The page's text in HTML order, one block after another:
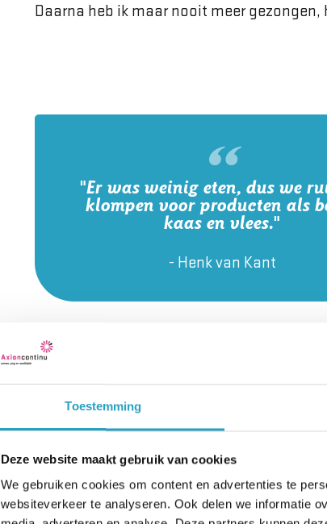
Toestemming
Deze website maakt gebruik van cookies
We gebruiken cookies om content en advertenties te
websiteverkeer te analyseren. Ook delen we informatie
Daarna heb ik maar nooit meer gezongen,
"Er was weinig eten, dus we
klompen voor producten als
kaas en vlees."
- Henk van Kant
Tragisch ongeluk
Zijn zonnige gezicht betrekt wanneer hij
een vakantie. “Hij ging wandelend met
in de Lek, maar Gerard kon helemaal niet
dieper werd, maar dat gebeurde abrupt
gezin was er lange tijd helemaal